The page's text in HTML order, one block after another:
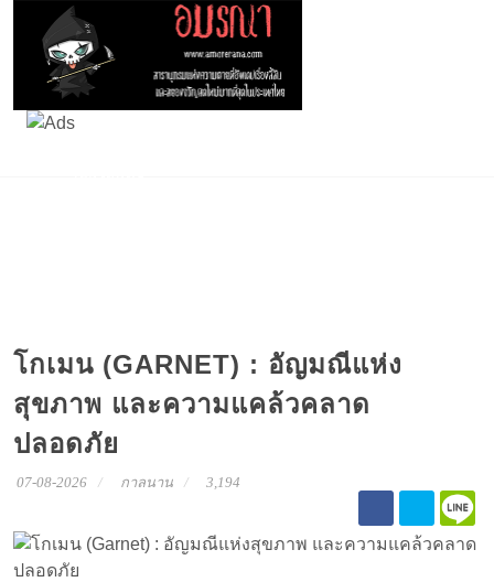
โกเมน (GARNET) : อัญมณีแห่ง
สุขภาพ และความแคล้วคลาด
ปลอดภัย
07-08-2026 กาลนาน 3,194